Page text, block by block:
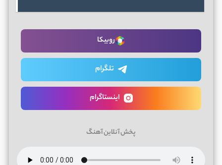
روبیکا
تلگرام
اینستاگرام
پخش آنلاین آهنگ